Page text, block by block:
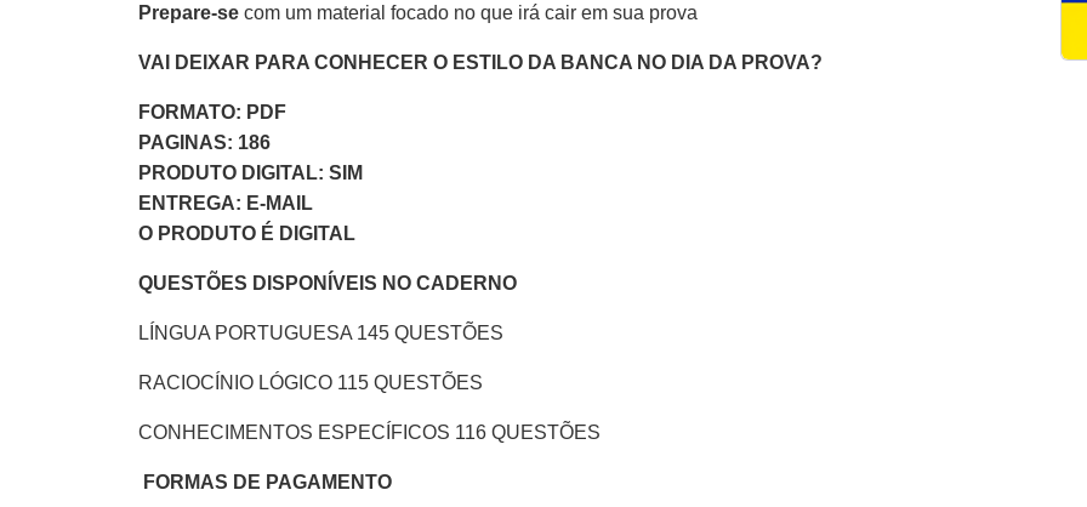
Prepare-se com um material focado no que irá cair em sua prova
VAI DEIXAR PARA CONHECER O ESTILO DA BANCA NO DIA DA PROVA?
FORMATO: PDF
PAGINAS: 186
PRODUTO DIGITAL: SIM
ENTREGA: E-MAIL
O PRODUTO É DIGITAL
QUESTÕES DISPONÍVEIS NO CADERNO
LÍNGUA PORTUGUESA 145 QUESTÕES
RACIOCÍNIO LÓGICO 115 QUESTÕES
CONHECIMENTOS ESPECÍFICOS 116 QUESTÕES
FORMAS DE PAGAMENTO